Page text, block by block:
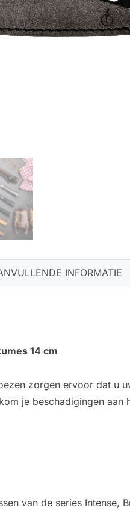
INFORMATIE
14 cm
zorgen ervoor dat u
je beschadigingen aan
van de series Intense,